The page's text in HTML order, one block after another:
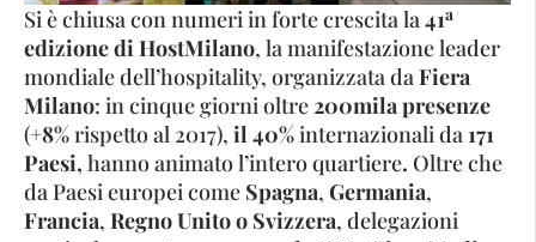
Si è chiusa con numeri in forte crescita la41a
edizione diHostMilano, la manifestazione leader
mondiale dell’hospitality, organizzata daFiera
Milano: in cinque giorni oltre200mila presenze
(+8%rispetto al 2017), il 40%internazionali da 171
Paesi, hanno animato l’intero quartiere. Oltre che
da Paesi europei come Spagna, Germania,
Francia, Regno Unito o Svizzera, delegazioni